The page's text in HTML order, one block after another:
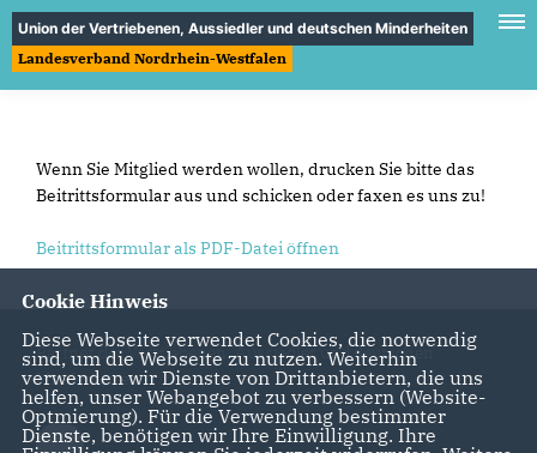
Union der Vertriebenen, Aussiedler und deutschen Minderheiten
Landesverband Nordrhein-Westfalen
Wenn Sie Mitglied werden wollen, drucken Sie bitte das
Beitrittsformular aus und schicken oder faxen es uns zu!
Beitrittsformular als PDF-Datei öffnen
Partner der Vertriebenen, Aussiedler und deutschen
Minderheiten
Cookie Hinweis
Diese Webseite verwendet Cookies, die notwendig
sind, um die Webseite zu nutzen. Weiterhin
verwenden wir Dienste von Drittanbietern, die uns
helfen, unser Webangebot zu verbessern (Website-
Optmierung). Für die Verwendung bestimmter
Dienste, benötigen wir Ihre Einwilligung. Ihre